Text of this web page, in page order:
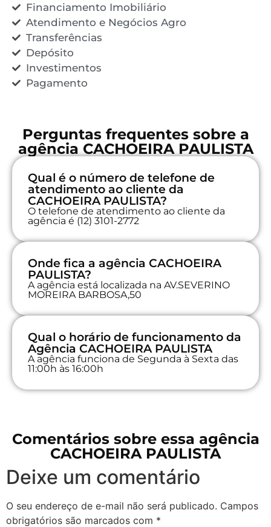
Financiamento Imobiliário
Atendimento e Negócios Agro
Transferências
Depósito
Investimentos
Pagamento
Perguntas frequentes sobre a
agência CACHOEIRA PAULISTA
Qual é o número de telefone de
atendimento ao cliente da
CACHOEIRA PAULISTA?
O telefone de atendimento ao cliente da
agência é (12) 3101-2772
Onde fica a agência CACHOEIRA
PAULISTA?
A agência está localizada na AV.SEVERINO
MOREIRA BARBOSA,50
Qual o horário de funcionamento da
Agência CACHOEIRA PAULISTA
A agência funciona de Segunda à Sexta das
11:00h às 16:00h
Comentários sobre essa agência
CACHOEIRA PAULISTA
Deixe um comentário
O seu endereço de e-mail não será publicado. Campos
obrigatórios são marcados com *